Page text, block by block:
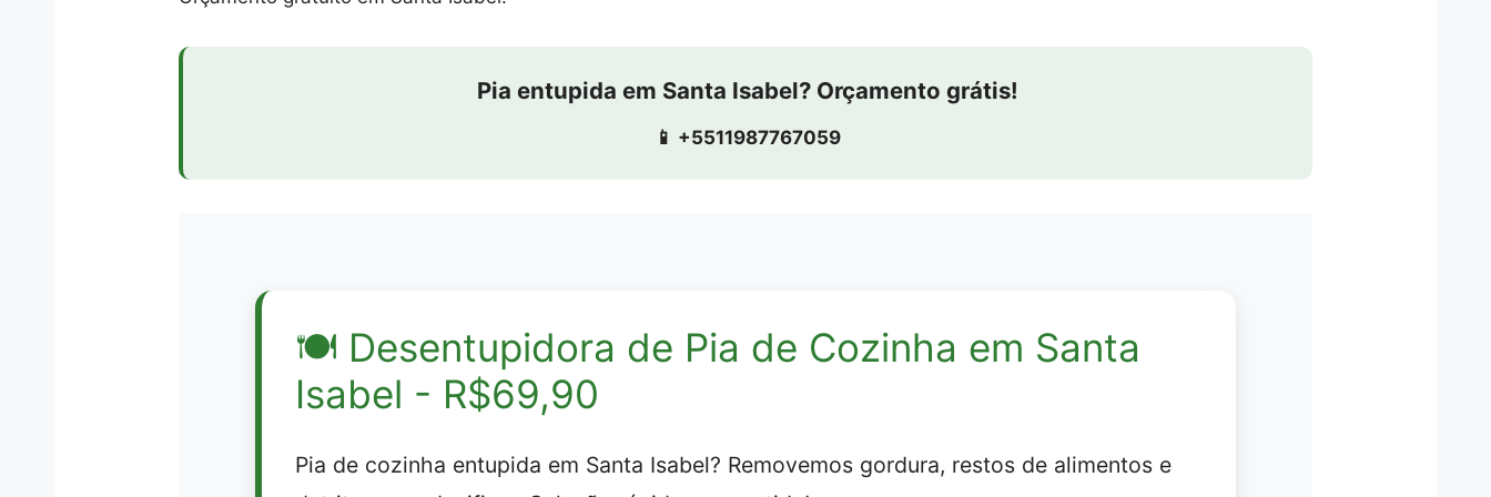
Pia entupida em Santa Isabel? Orçamento grátis!
📱 +5511987767059
🍽️ Desentupidora de Pia de Cozinha em Santa
Isabel - R$69,90
Pia de cozinha entupida em Santa Isabel? Removemos gordura, restos de alimentos e